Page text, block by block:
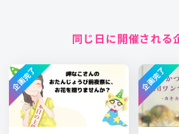
同じ日に開催される
企画完了 企画完了